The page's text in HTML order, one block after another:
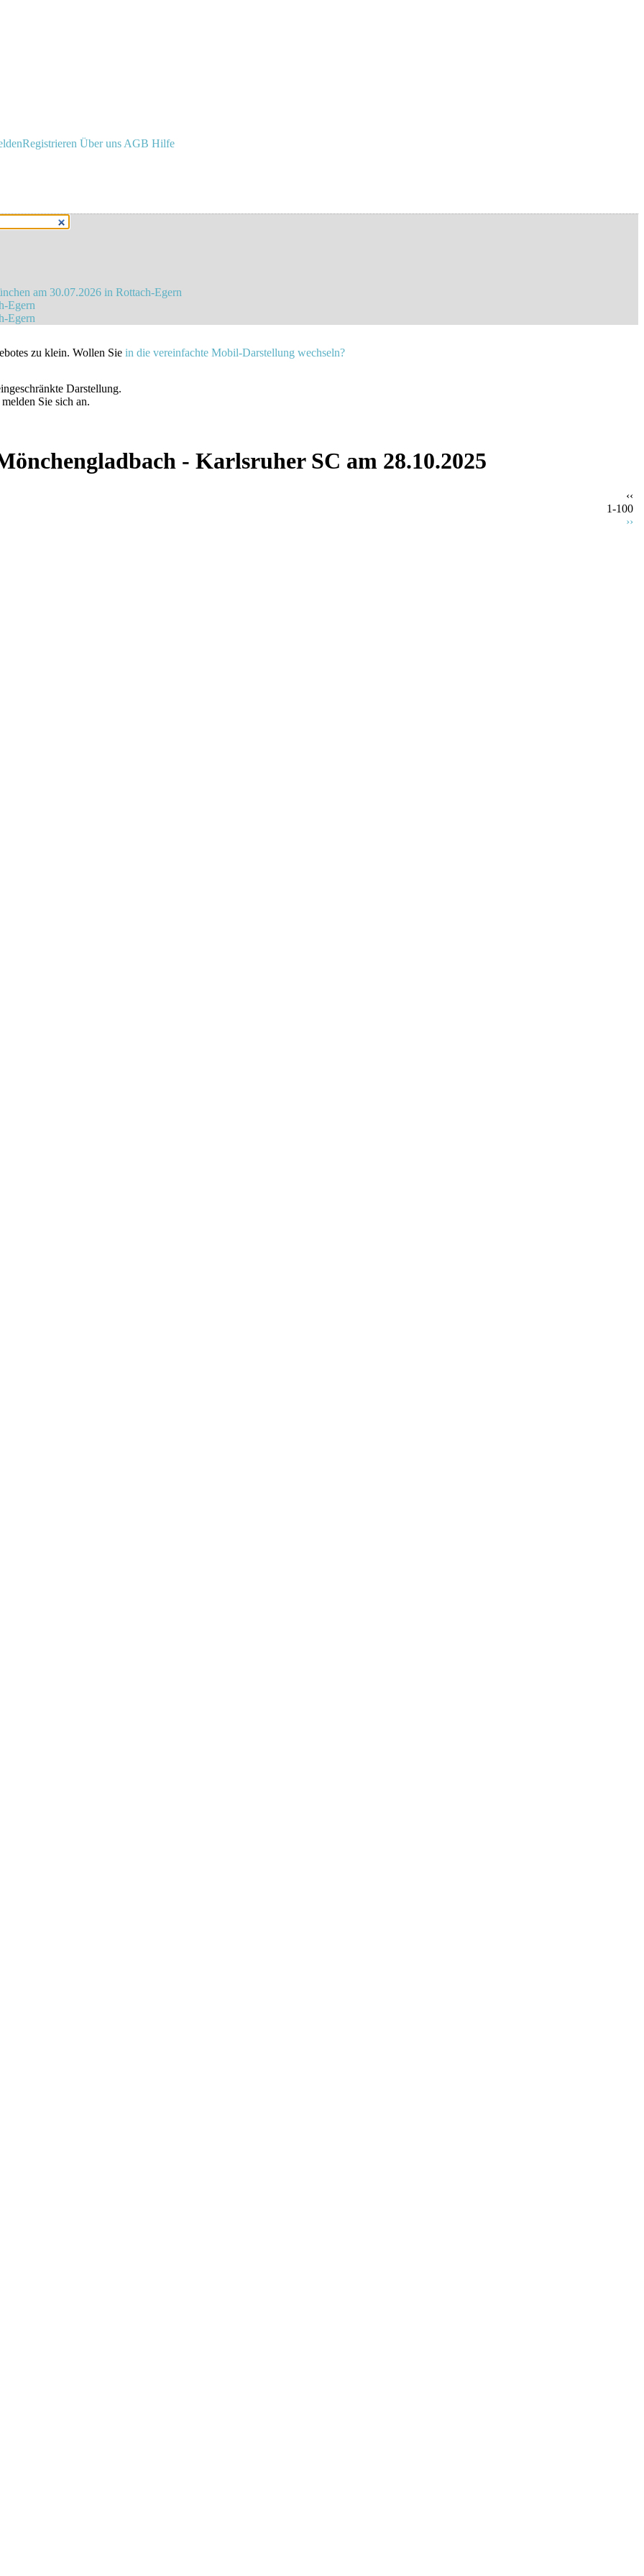
Registrieren Über uns AGB Hilfe
am 30.07.2026 in Rottach-Egern
Egern
Egern
zu klein. Wollen Sie in die vereinfachte Mobil-Darstellung wechseln?
Darstellung.
Sie sich an.
- Karlsruher SC am 28.10.2025
‹‹
1-100
››